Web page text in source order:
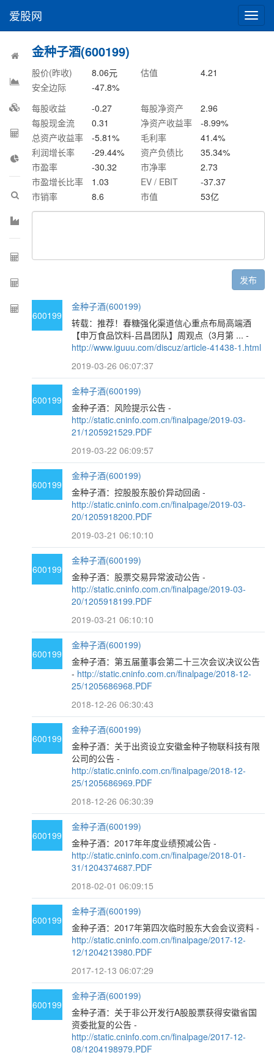
切
换
爱股网
金种子酒(600199)
股价(昨收) 8.06元 估值
4.21
安全边际
-47.8%
每股收益
-0.27 每股净资产
2.96
每股现金流
0.31 净资产收益率 -8.99%
总资产收益率
-5.81% 毛利率 41.4%
利润增长率
-29.44% 资产负债比 35.34%
市盈率
-30.32 市净率
2.73
市盈增长比率
1.03 EV / EBIT
-37.37
市销率
8.6 市值 53亿
发布
600199
金种子酒(600199)
转载：推荐！春糖强化渠道信心重点布局高端酒
【申万食品饮料-吕昌团队】周观点（3月第 ... -
http://www.iguuu.com/discuz/article-41438-1.html
2019-03-26 06:07:37
600199
金种子酒(600199)
金种子酒：风险提示公告 -
http://static.cninfo.com.cn/finalpage/2019-03-
21/1205921529.PDF
2019-03-22 06:09:57
600199
金种子酒(600199)
金种子酒：控股股东股价异动回函 -
http://static.cninfo.com.cn/finalpage/2019-03-
20/1205918200.PDF
2019-03-21 06:10:10
600199
金种子酒(600199)
金种子酒：股票交易异常波动公告 -
http://static.cninfo.com.cn/finalpage/2019-03-
20/1205918199.PDF
2019-03-21 06:10:10
600199
金种子酒(600199)
金种子酒：第五届董事会第二十三次会议决议公告
- http://static.cninfo.com.cn/finalpage/2018-12-
25/1205686968.PDF
2018-12-26 06:30:43
600199
金种子酒(600199)
金种子酒：关于出资设立安徽金种子物联科技有限
公司的公告 -
http://static.cninfo.com.cn/finalpage/2018-12-
25/1205686969.PDF
2018-12-26 06:30:39
600199
金种子酒(600199)
金种子酒：2017年年度业绩预减公告 -
http://static.cninfo.com.cn/finalpage/2018-01-
31/1204374687.PDF
2018-02-01 06:09:15
600199
金种子酒(600199)
金种子酒：2017年第四次临时股东大会会议资料 -
http://static.cninfo.com.cn/finalpage/2017-12-
12/1204213980.PDF
2017-12-13 06:07:29
600199
金种子酒(600199)
金种子酒：关于非公开发行A股股票获得安徽省国
资委批复的公告 -
http://static.cninfo.com.cn/finalpage/2017-12-
08/1204198979.PDF